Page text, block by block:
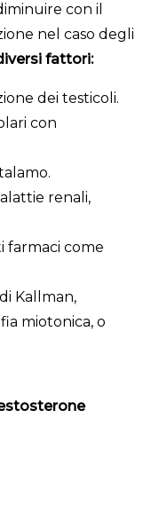
con il
nel caso degli
fattori:
dei testicoli.
con
renali,
farmaci come
Kallman,
miotonica, o